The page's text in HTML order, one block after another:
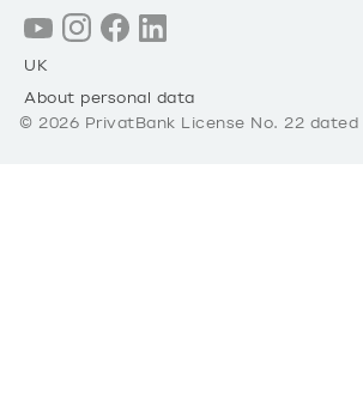
UK
About personal data
© 2026 PrivatBank License No. 22